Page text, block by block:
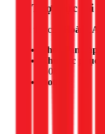
📍 Thợ trực tại
Đội thợ của Hoàng
Thời gian đáp
Khu vực phục
(50km)
Hotline: